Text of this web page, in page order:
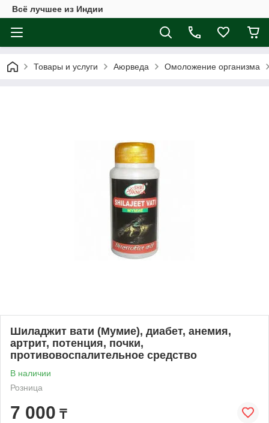
Всё лучшее из Индии
Товары и услуги Аюрведа Омоложение организма
Шиладжит вати (Мумие), диабет, анемия,
артрит, потенция, почки,
противовоспалительное средство
В наличии
Розница
7 000 ₸